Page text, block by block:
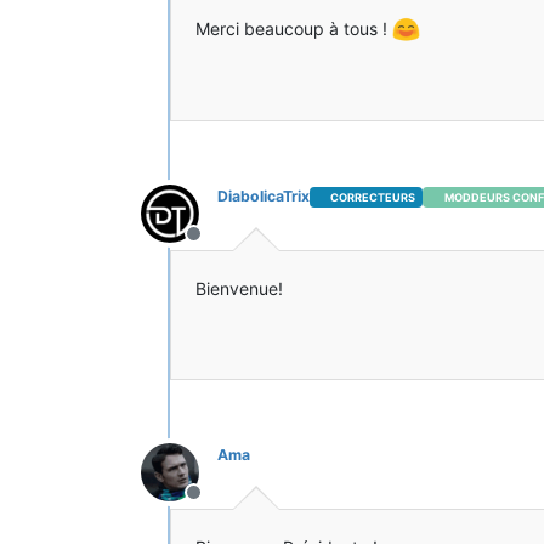
Merci beaucoup à tous !
Hors-ligne
DiabolicaTrix CORRECTEURS MODDEURS
Bienvenue!
Hors-ligne
Ama